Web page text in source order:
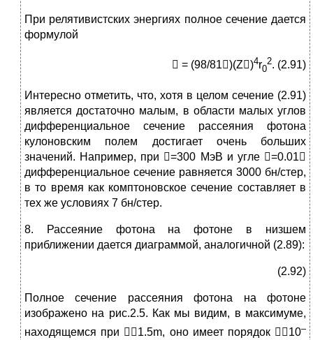
При релятивистских энергиях полное сечение дается
формулой
 = (98/81)(Z)4r0
2. (2.91)
Интересно отметить, что, хотя в целом сечение (2.91)
является достаточно малым, в области малых углов
дифференциальное сечение рассеяния фотона
кулоновским полем достигает очень больших
значений. Например, при =300 МэВ и угле =0.01
дифференциальное сечение равняется 3000 бн/стер,
в то время как комптоновское сечение составляет в
тех же условиях 7 бн/стер.
8. Рассеяние фотона на фотоне в низшем
приближении дается диаграммой, аналогичной (2.89):
(2.92)
Полное сечение рассеяния фотона на фотоне
изображено на рис.2.5. Как мы видим, в максимуме,
находящемся при 1.5m, оно имеет порядок 10–